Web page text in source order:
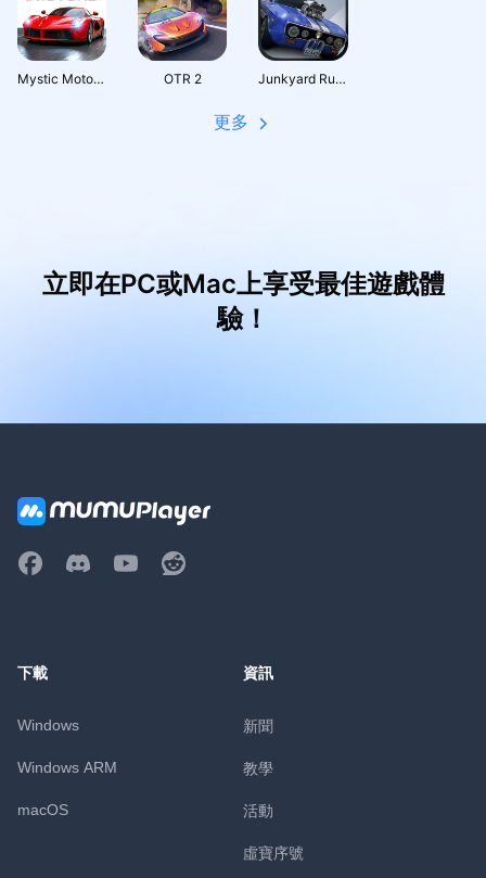
Mystic Motors: Car Racing Game OTR 2 Junkyard Rush Racing
更多
立即在PC或Mac上享受最佳遊戲體
驗！
下載
Windows
Windows ARM
macOS
資訊
新聞
教學
活動
虛寶序號